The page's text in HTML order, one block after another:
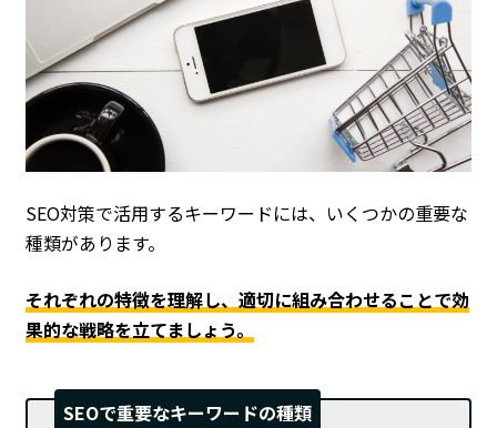
SEO対策で活用するキーワードには、いくつかの重要な
種類があります。
それぞれの特徴を理解し、適切に組み合わせることで効
果的な戦略を立てましょう。
SEOで重要なキーワードの種類